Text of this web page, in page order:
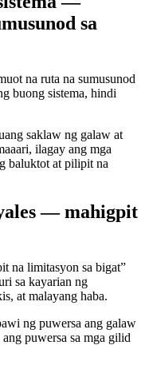
sa
na ruta na sumusunod
buong sistema, hindi
saklaw ng galaw at
ilagay ang mga
baluktot at pilipit na
— mahigpit
na limitasyon sa bigat”
sa kayarian ng
at malayang haba.
ng puwersa ang galaw
puwersa sa mga gilid